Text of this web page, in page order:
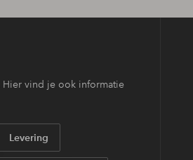
vind je ook informatie
Levering